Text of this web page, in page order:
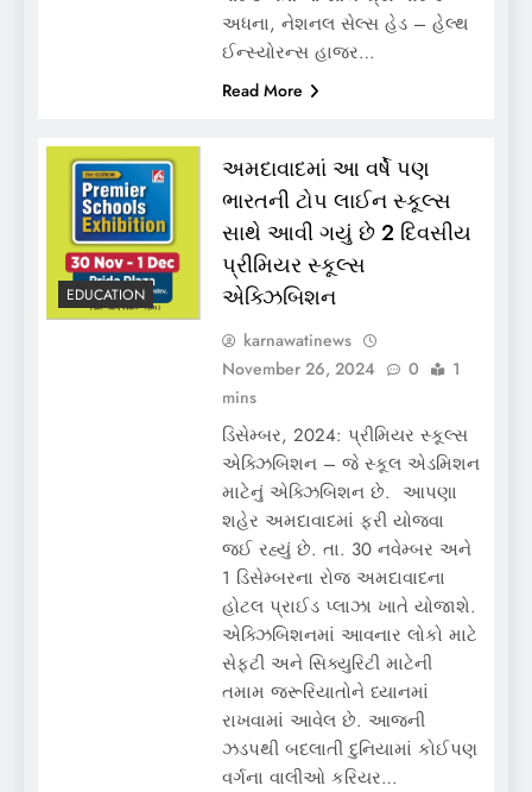
અધના, નેશનલ સેલ્સ હેડ – હેલ્થ
ઈન્સ્યોરન્સ હાજર…
Read More
EDUCATION
અમદાવાદમાં આ વર્ષે પણ
ભારતની ટોપ લાઈન સ્કૂલ્સ
સાથે આવી ગયું છે 2 દિવસીય
પ્રીમિયર સ્કૂલ્સ
એક્ઝિબિશન
karnawatinews
November 26, 2024
0
1
mins
ડિસેમ્બર, 2024: પ્રીમિયર સ્કૂલ્સ
એક્ઝિબિશન – જે સ્કૂલ એડમિશન
માટેનું એક્ઝિબિશન છે. આપણા
શહેર અમદાવાદમાં ફરી યોજવા
જઈ રહ્યું છે. તા. 30 નવેમ્બર અને
1 ડિસેમ્બરના રોજ અમદાવાદના
હોટલ પ્રાઈડ પ્લાઝા ખાતે યોજાશે.
એક્ઝિબિશનમાં આવનાર લોકો માટે
સેફટી અને સિક્યુરિટી માટેની
તમામ જરૂરિયાતોને ધ્યાનમાં
રાખવામાં આવેલ છે. આજની
ઝડપથી બદલાતી દુનિયામાં કોઈપણ
વર્ગના ­­વાલીઓ કરિયર…